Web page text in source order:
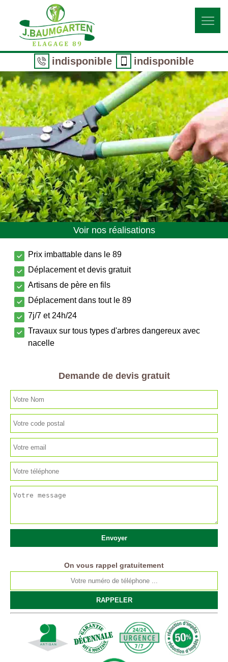
indisponible indisponible
Voir nos réalisations
Prix imbattable dans le 89
Déplacement et devis gratuit
Artisans de père en fils
Déplacement dans tout le 89
7j/7 et 24h/24
Travaux sur tous types d'arbres dangereux avec
nacelle
Demande de devis gratuit
On vous rappel gratuitement